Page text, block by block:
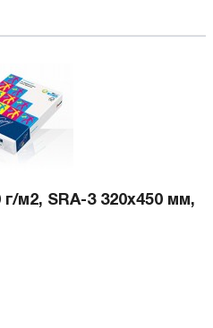
м2, SRA-3 320x450 мм,